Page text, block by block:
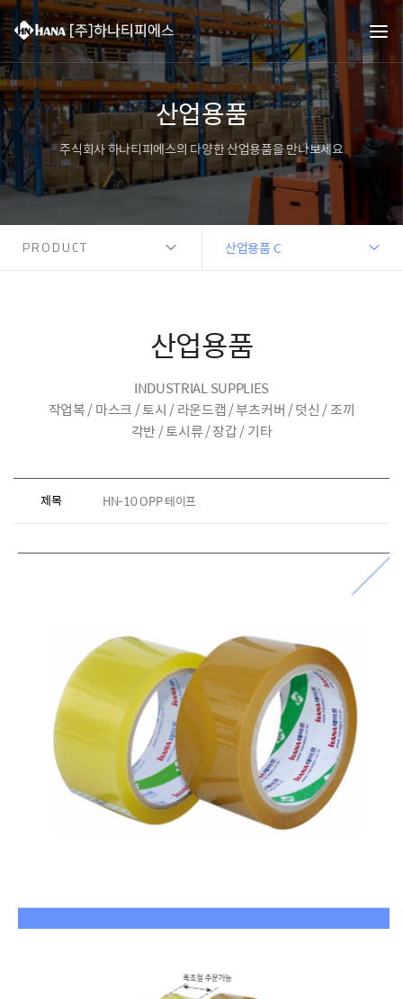
산업용품
주식회사 하나티피에스의 다양한 산업용품을 만나보세요
PRODUCT 산업용품 C
산업용품
INDUSTRIAL SUPPLIES
작업복 / 마스크 / 토시 / 라운드캡 / 부츠커버 / 덧신 / 조끼
각반 / 토시류 / 장갑 / 기타
제목 HN-10 OPP 테이프